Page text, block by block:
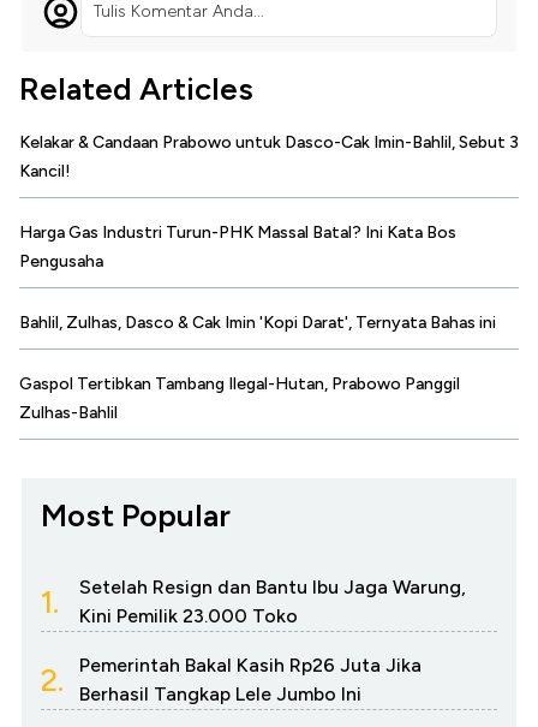
Tulis Komentar Anda...
Related Articles
Kelakar & Candaan Prabowo untuk Dasco-Cak Imin-Bahlil, Sebut 3
Kancil!
Harga Gas Industri Turun-PHK Massal Batal? Ini Kata Bos
Pengusaha
Bahlil, Zulhas, Dasco & Cak Imin 'Kopi Darat', Ternyata Bahas ini
Gaspol Tertibkan Tambang Ilegal-Hutan, Prabowo Panggil
Zulhas-Bahlil
Most Popular
1.
Setelah Resign dan Bantu Ibu Jaga Warung,
Kini Pemilik 23.000 Toko
2.
Pemerintah Bakal Kasih Rp26 Juta Jika
Berhasil Tangkap Lele Jumbo Ini